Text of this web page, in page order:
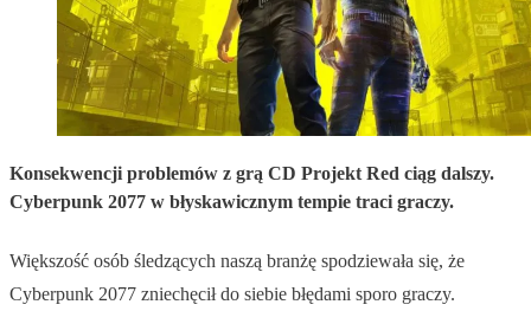
Konsekwencji problemów z grą CD Projekt Red ciąg dalszy.
Cyberpunk 2077 w błyskawicznym tempie traci graczy.
Większość osób śledzących naszą branżę spodziewała się, że
Cyberpunk 2077 zniechęcił do siebie błędami sporo graczy.